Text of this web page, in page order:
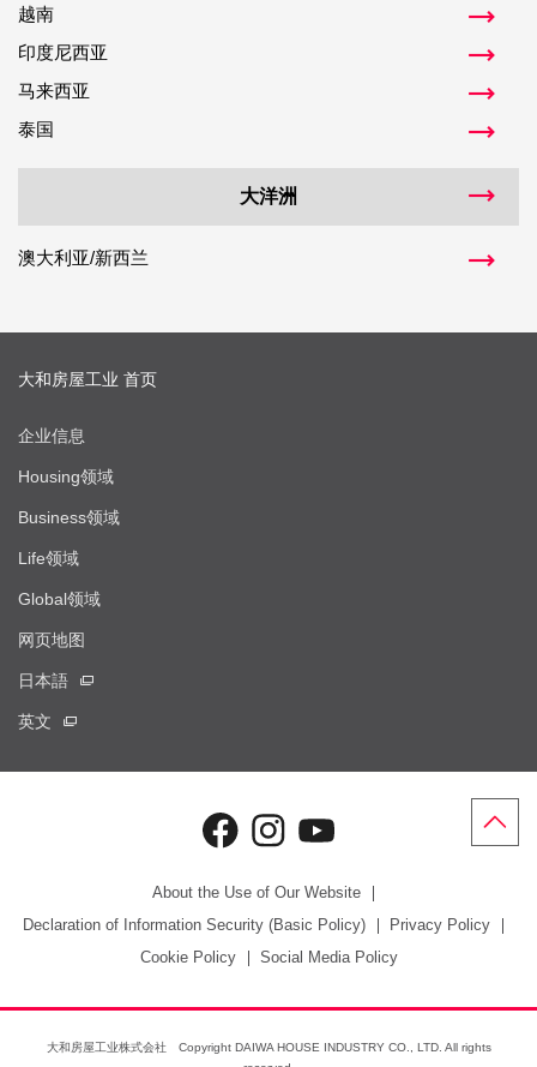
越南
印度尼西亚
马来西亚
泰国
大洋洲
澳大利亚/新西兰
大和房屋工业 首页
企业信息
Housing领域
Business领域
Life领域
Global领域
网页地图
日本語
英文
About the Use of Our Website
Declaration of Information Security (Basic Policy)
Privacy Policy
Cookie Policy
Social Media Policy
大和房屋工业株式会社 Copyright DAIWA HOUSE INDUSTRY CO., LTD. All rights